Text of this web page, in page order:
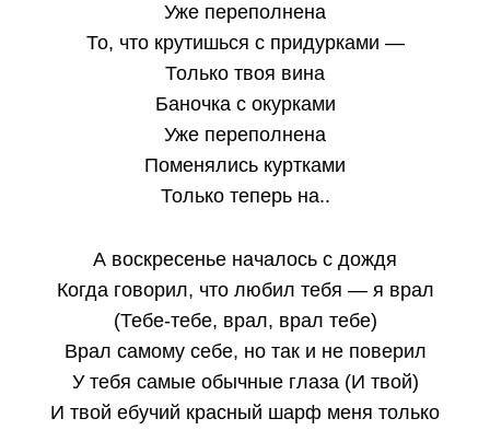
Уже переполнена
То, что крутишься с придурками —
Только твоя вина
Баночка с окурками
Уже переполнена
Поменялись куртками
Только теперь на..
А воскресенье началось с дождя
Когда говорил, что любил тебя — я врал
(Тебе-тебе, врал, врал тебе)
Врал самому себе, но так и не поверил
У тебя самые обычные глаза (И твой)
И твой ебучий красный шарф меня только